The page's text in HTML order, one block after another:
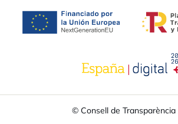
opens in a new tab
opens in
© Consell de Transparència